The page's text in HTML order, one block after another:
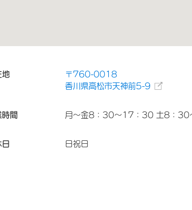
地
〒760-0018
香川県高松市天神前5-9
時間 月～金8：30～17：30 土8：
日祝日